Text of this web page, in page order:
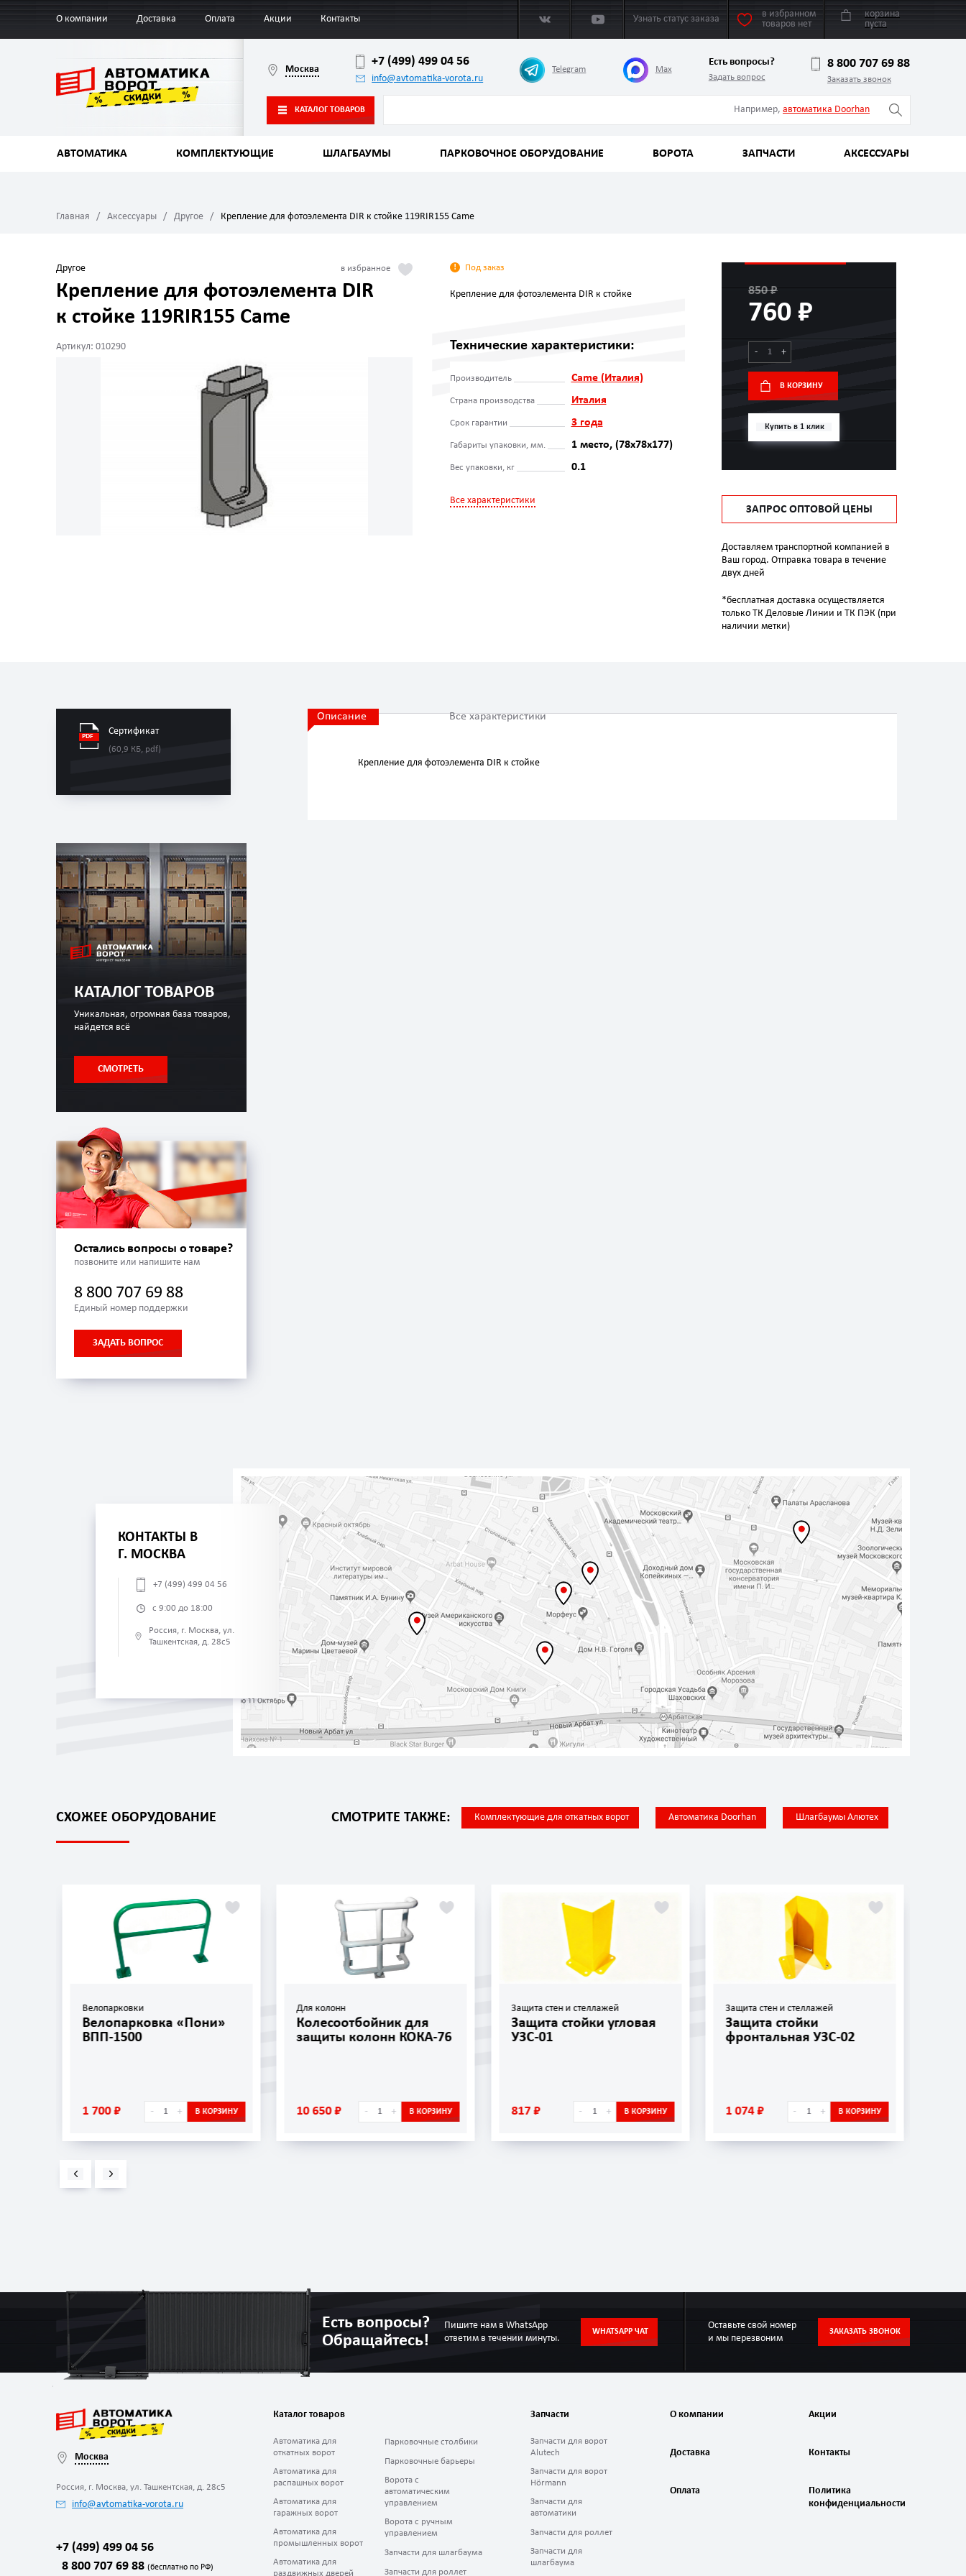
О компании Доставка Оплата Акции Контакты Узнать статус заказа
в избранном
товаров нет
корзина
пуста
Москва
+7 (499) 499 04 56
info@avtomatika-vorota.ru
Telegram Max
Есть вопросы?
Задать вопрос
8 800 707 69 88
Заказать звонок
КАТАЛОГ ТОВАРОВ Например, автоматика Doorhan
АВТОМАТИКА КОМПЛЕКТУЮЩИЕ ШЛАГБАУМЫ ПАРКОВОЧНОЕ ОБОРУДОВАНИЕ ВОРОТА ЗАПЧАСТИ АКСЕССУАРЫ
Главная Аксессуары Другое Крепление для фотоэлемента DIR к стойке 119RIR155 Came
Другое
Крепление для фотоэлемента DIR
к стойке 119RIR155 Came
Артикул: 010290
Под заказ
Крепление для фотоэлемента DIR к стойке
Технические характеристики:
Производитель Came (Италия)
Страна производства Италия
Срок гарантии 3 года
Габариты упаковки, мм. 1 место, (78х78х177)
Вес упаковки, кг 0.1
Все характеристики
850 ₽
760 ₽
- +
В КОРЗИНУ
Купить в 1 клик
ЗАПРОС ОПТОВОЙ ЦЕНЫ
Доставляем транспортной компанией в
Ваш город. Отправка товара в течение
двух дней
*бесплатная доставка осуществляется
только ТК Деловые Линии и ТК ПЭК (при
наличии метки)
Сертификат
(60,9 КБ, pdf)
КАТАЛОГ ТОВАРОВ
Уникальная, огромная база товаров,
найдется всё
СМОТРЕТЬ
Остались вопросы о товаре?
позвоните или напишите нам
8 800 707 69 88
Единый номер поддержки
ЗАДАТЬ ВОПРОС
Описание Все характеристики
Крепление для фотоэлемента DIR к стойке
КОНТАКТЫ В
Г. МОСКВА
+7 (499) 499 04 56
с 9:00 до 18:00
Россия, г. Москва, ул.
Ташкентская, д. 28с5
СХОЖЕЕ ОБОРУДОВАНИЕ СМОТРИТЕ ТАКЖЕ: Комплектующие для откатных ворот Автоматика Doorhan Шлагбаумы Алютех
Велопарковки
Велопарковка «Пони»
ВПП-1500
1 700 ₽ - + В КОРЗИНУ
Для колонн
Колесоотбойник для
защиты колонн КОКА-76
10 650 ₽ - + В КОРЗИНУ
Защита стен и стеллажей
Защита стойки угловая
УЗС-01
817 ₽ - + В КОРЗИНУ
Защита стен и стеллажей
Защита стойки
фронтальная УЗС-02
1 074 ₽ - + В КОРЗИНУ
Есть вопросы?
Обращайтесь!
Пишите нам в WhatsApp
ответим в течении минуты.
WHATSAPP ЧАТ
Оставьте свой номер
и мы перезвоним
ЗАКАЗАТЬ ЗВОНОК
Москва
Россия, г. Москва, ул. Ташкентская, д. 28с5
info@avtomatika-vorota.ru
+7 (499) 499 04 56
8 800 707 69 88 (бесплатно по РФ)
Каталог товаров
Автоматика для
откатных ворот
Автоматика для
распашных ворот
Автоматика для
гаражных ворот
Автоматика для
промышленных ворот
Автоматика для
раздвижных дверей
Парковочные столбики
Парковочные барьеры
Ворота с
автоматическим
управлением
Ворота с ручным
управлением
Запчасти для шлагбаума
Запчасти для роллет
Запчасти
Запчасти для ворот
Alutech
Запчасти для ворот
Hörmann
Запчасти для
автоматики
Запчасти для роллет
Запчасти для
шлагбаума
О компании
Доставка
Оплата
Акции
Контакты
Политика
конфиденциальности